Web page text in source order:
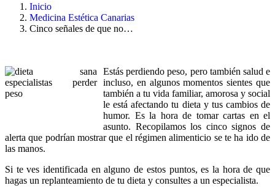
Inicio
Medicina Estética Canarias
Cinco señales de que no…
Estás perdiendo peso, pero también salud e
incluso, en algunos momentos sientes que
también a tu vida familiar, amorosa y social
le está afectando tu dieta y tus cambios de
humor. Es la hora de tomar cartas en el
asunto. Recopilamos los cinco signos de
alerta que podrían mostrar que el régimen alimenticio se te ha ido de
las manos.
Si te ves identificada en alguno de estos puntos, es la hora de que
hagas un replanteamiento de tu dieta y consultes a un especialista.